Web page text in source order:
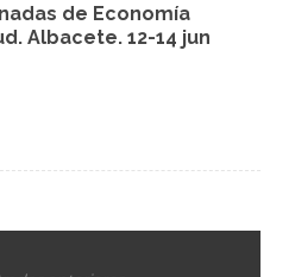
de Economía
Albacete. 12-14 jun